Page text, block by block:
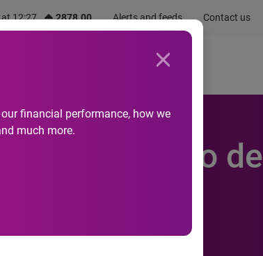
at 12:27 2878.00 Alerts and feeds Contact us
financial performance, how we
much more.
Newsroom
a detecção de
perdas